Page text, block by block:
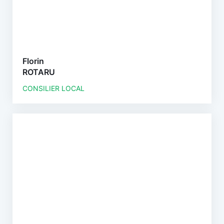
Florin
ROTARU
CONSILIER LOCAL